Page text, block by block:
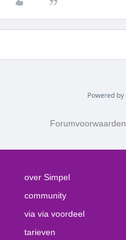
Forumvoorwaarden
over Simpel
community
via via voordeel
tarieven